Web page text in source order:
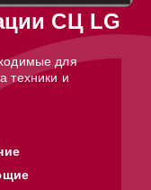
СЦ LG
для
техники и